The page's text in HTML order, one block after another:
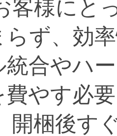
客様にと
ず、効
合やハ
費やす必
開梱後す